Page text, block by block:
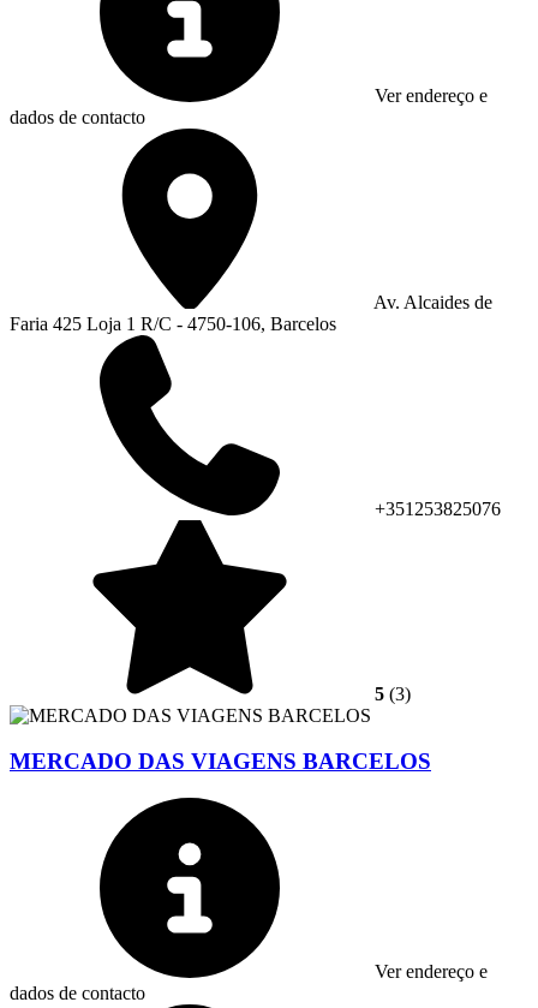
Ver endereço e
dados de contacto
Av. Alcaides de
Faria 425 Loja 1 R/C - 4750-106, Barcelos
+351253825076
5 (3)
MERCADO DAS VIAGENS BARCELOS
Ver endereço e
dados de contacto